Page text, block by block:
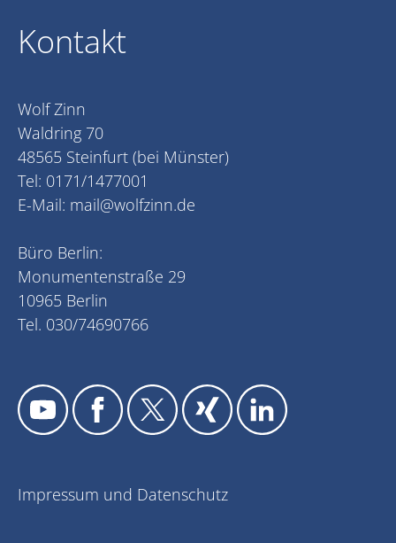
Kontakt
Wolf Zinn
Waldring 70
48565 Steinfurt (bei Münster)
Tel: 0171/1477001
E-Mail: mail@wolfzinn.de
Büro Berlin:
Monumentenstraße 29
10965 Berlin
Tel. 030/74690766
Impressum und Datenschutz